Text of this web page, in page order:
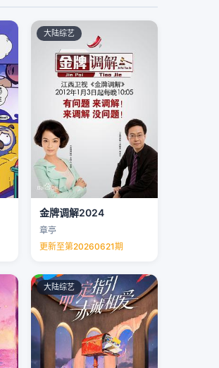
大陆综艺
金牌调解2024
章亭
更新至第20260621期
大陆综艺